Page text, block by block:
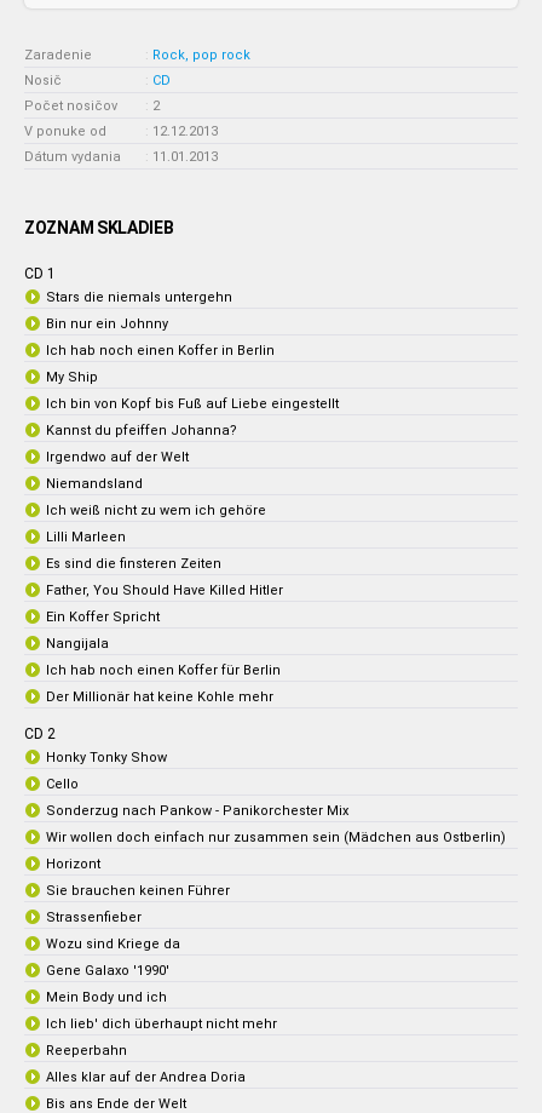
Zaradenie : Rock, pop rock
Nosič
: CD
Počet nosičov
: 2
V ponuke od
: 12.12.2013
Dátum vydania
: 11.01.2013
ZOZNAM SKLADIEB
CD 1
Stars die niemals untergehn
Bin nur ein Johnny
Ich hab noch einen Koffer in Berlin
My Ship
Ich bin von Kopf bis Fuß auf Liebe eingestellt
Kannst du pfeiffen Johanna?
Irgendwo auf der Welt
Niemandsland
Ich weiß nicht zu wem ich gehöre
Lilli Marleen
Es sind die finsteren Zeiten
Father, You Should Have Killed Hitler
Ein Koffer Spricht
Nangijala
Ich hab noch einen Koffer für Berlin
Der Millionär hat keine Kohle mehr
CD 2
Honky Tonky Show
Cello
Sonderzug nach Pankow - Panikorchester Mix
Wir wollen doch einfach nur zusammen sein (Mädchen aus Ostberlin)
Horizont
Sie brauchen keinen Führer
Strassenfieber
Wozu sind Kriege da
Gene Galaxo '1990'
Mein Body und ich
Ich lieb' dich überhaupt nicht mehr
Reeperbahn
Alles klar auf der Andrea Doria
Bis ans Ende der Welt